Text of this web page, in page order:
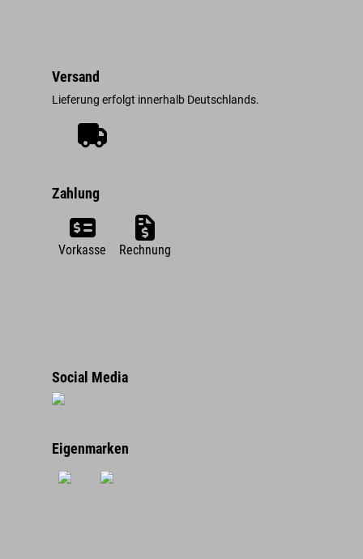
Versand
Lieferung erfolgt innerhalb Deutschlands.
Zahlung
Vorkasse Rechnung
Social Media
Eigenmarken